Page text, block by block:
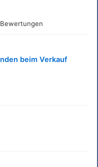
beim Verkauf